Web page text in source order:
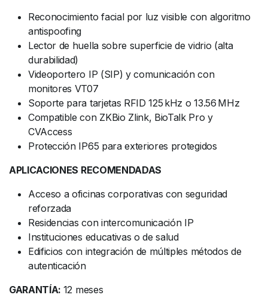
Reconocimiento facial por luz visible con algoritmo
antispoofing
Lector de huella sobre superficie de vidrio (alta
durabilidad)
Videoportero IP (SIP) y comunicación con
monitores VT07
Soporte para tarjetas RFID 125 kHz o 13.56 MHz
Compatible con ZKBio Zlink, BioTalk Pro y
CVAccess
Protección IP65 para exteriores protegidos
APLICACIONES RECOMENDADAS
Acceso a oficinas corporativas con seguridad
reforzada
Residencias con intercomunicación IP
Instituciones educativas o de salud
Edificios con integración de múltiples métodos de
autenticación
GARANTÍA: 12 meses